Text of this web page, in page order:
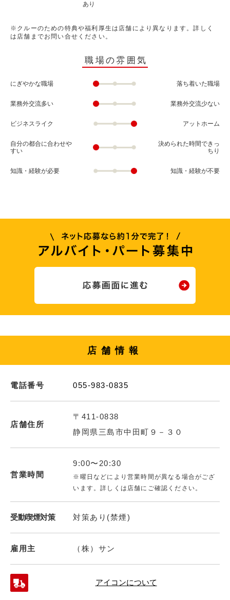
あり
※クルーのための特典や福利厚生は店舗により異なります。詳しく
は店舗までお問い合せください。
職場の雰囲気
にぎやかな職場 落ち着いた職場
業務外交流多い 業務外交流少ない
ビジネスライク アットホーム
自分の都合に合わせや
すい
決められた時間できっ
ちり
知識・経験が必要 知識・経験が不要
店舗情報
電話番号 055-983-0835
店舗住所
〒411-0838
静岡県三島市中田町９－３０
営業時間
9:00〜20:30
※曜日などにより営業時間が異なる場合がござ
います。詳しくは店舗にご確認ください。
受動喫煙対策 対策あり(禁煙)
雇用主 （株）サン
アイコンについて